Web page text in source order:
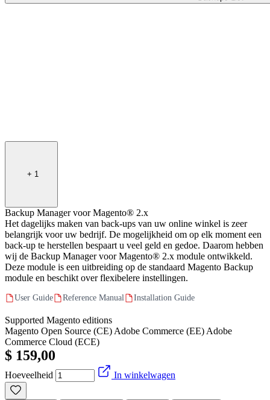
+ 1
Backup Manager voor Magento® 2.x
Het dagelijks maken van back-ups van uw online winkel is zeer
belangrijk voor uw bedrijf. De mogelijkheid om op elk moment een
back-up te herstellen bespaart u veel geld en gedoe. Daarom hebben
wij de Backup Manager voor Magento® 2.x module ontwikkeld.
Deze module is een uitbreiding op de standaard Magento Backup
module en beschikt over flexibelere instellingen.
User Guide Reference Manual Installation Guide
Supported Magento editions
Magento Open Source (CE) Adobe Commerce (EE) Adobe
Commerce Cloud (ECE)
$ 159,00
Hoeveelheid In winkelwagen